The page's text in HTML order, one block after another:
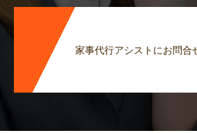
家事代行アシストにお問合